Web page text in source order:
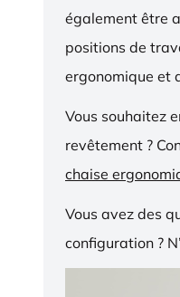
également être
positions de
ergonomique et
Vous souhaitez
revêtement ?
chaise
Vous avez des
configuration ?